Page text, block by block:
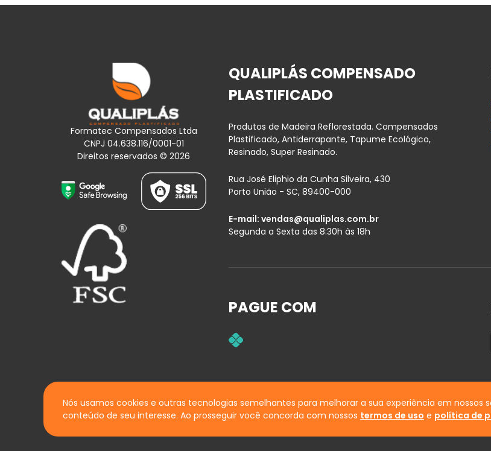
Formatec Compensados Ltda
CNPJ 04.638.116/0001-01
Direitos reservados © 2026
QUALIPLÁS COMPENSADO
PLASTIFICADO
Produtos de Madeira Reflorestada. Compensados
Plastificado, Antiderrapante, Tapume Ecológico,
Resinado, Super Resinado.
Rua José Eliphio da Cunha Silveira, 430
Porto União - SC, 89400-000
E-mail:vendas@qualiplas.com.br
Segunda a Sexta das 8:30h às 18h
PAGUE COM
Desenvolvido por
Nós usamos cookies e outras tecnologias semelhantes para melhorar a sua experiência em nossos
conteúdo de seu interesse. Ao prosseguir você concorda com nossos termos de uso e política de